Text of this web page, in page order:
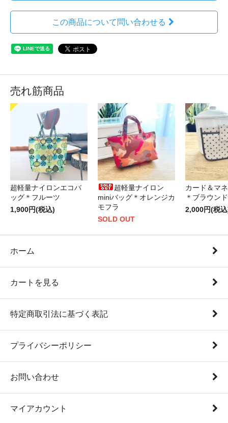
この商品について問い合わせる
売れ筋商品
超軽量ナイロンエコバ
ッグ＊フルーツ
1,900円(税込)
超軽量ナイロン
miniバッグ＊オレンジカ
モフラ
SOLD OUT
カード＆マ
＊ブラウン
2,000円(税
ホーム
カートを見る
特定商取引法に基づく表記
プライバシーポリシー
お問い合わせ
マイアカウント